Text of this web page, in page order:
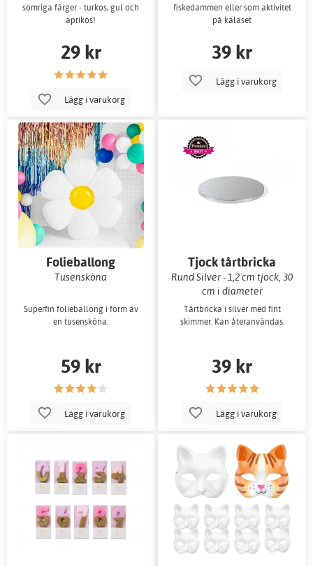
somriga färger - turkos, gul och
aprikos!
29 kr
Lägg i varukorg
fiskedammen eller som aktivitet
på kalaset
39 kr
Lägg i varukorg
Folieballong
Tusensköna
Superfin folieballong i form av
en tusensköna.
59 kr
Lägg i varukorg
Tjock tårtbricka
Rund Silver - 1,2 cm tjock, 30
cm i diameter
Tårtbricka i silver med fint
skimmer. Kan återanvändas.
39 kr
Lägg i varukorg